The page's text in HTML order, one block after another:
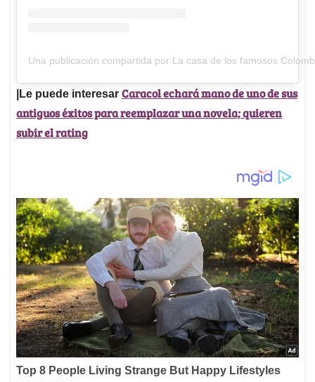
Una publicación compartida por La casa de los famosos
|Le puede interesar Caracol echará mano de uno de sus
antiguos éxitos para reemplazar una novela; quieren
subir el rating